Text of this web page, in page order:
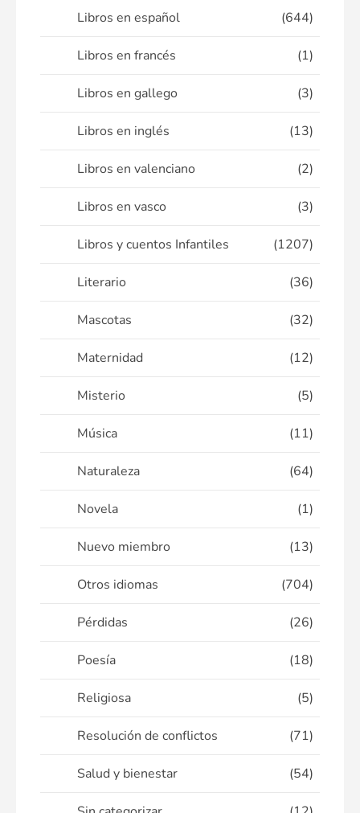
Libros en español (644)
Libros en francés (1)
Libros en gallego (3)
Libros en inglés (13)
Libros en valenciano (2)
Libros en vasco (3)
Libros y cuentos Infantiles (1207)
Literario (36)
Mascotas (32)
Maternidad (12)
Misterio (5)
Música (11)
Naturaleza (64)
Novela (1)
Nuevo miembro (13)
Otros idiomas (704)
Pérdidas (26)
Poesía (18)
Religiosa (5)
Resolución de conflictos (71)
Salud y bienestar (54)